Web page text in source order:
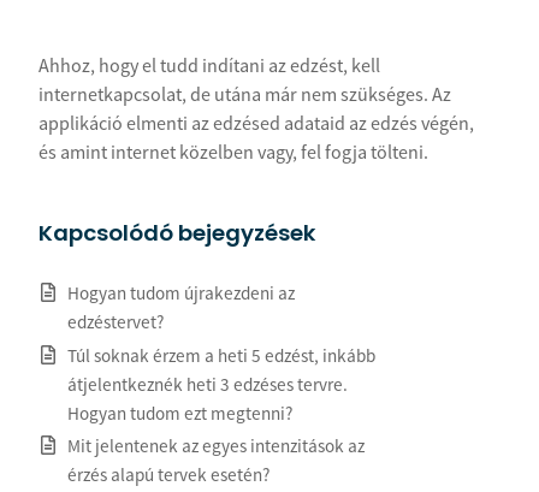
Ahhoz, hogy el tudd indítani az edzést, kell
internetkapcsolat, de utána már nem szükséges. Az
applikáció elmenti az edzésed adataid az edzés végén,
és amint internet közelben vagy, fel fogja tölteni.
Kapcsolódó bejegyzések
Hogyan tudom újrakezdeni az
edzéstervet?
Túl soknak érzem a heti 5 edzést, inkább
átjelentkeznék heti 3 edzéses tervre.
Hogyan tudom ezt megtenni?
Mit jelentenek az egyes intenzitások az
érzés alapú tervek esetén?